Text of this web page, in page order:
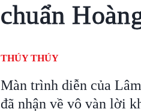
chuẩn
THÚY THÚY
Màn trình diễn của
đã nhận về vô vàn lời